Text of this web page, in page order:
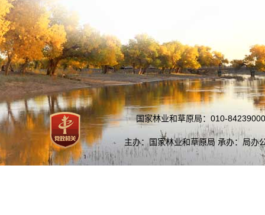
国家林业和草原局：010-
主办：国家林业和草原局 承办：局办